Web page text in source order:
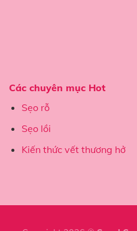
Các chuyên mục Hot
Sẹo rỗ
Sẹo lồi
Kiến thức vết thương hở